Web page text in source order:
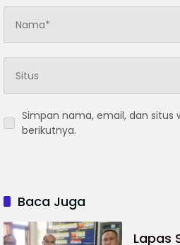
Simpan nama, email, dan
berikutnya.
Baca Juga
Lapas